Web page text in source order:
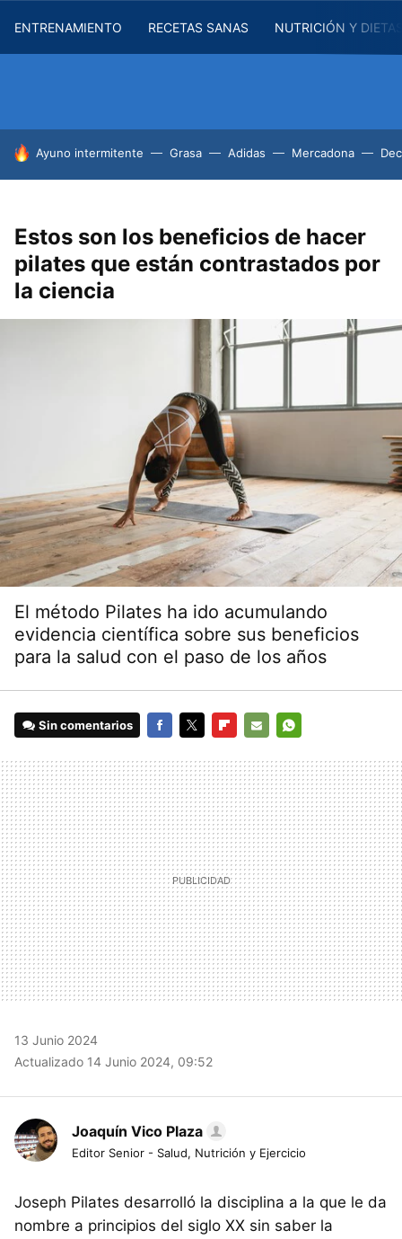
ENTRENAMIENTO RECETAS SANAS NUTRICIÓN Y
HOY SE HABLA DE
Ayuno intermitente Grasa Adidas Mercadona
Estos son los beneficios de hacer
pilates que están contrastados por
la ciencia
El método Pilates ha ido acumulando
evidencia científica sobre sus beneficios
para la salud con el paso de los años
Sin comentarios
MAIL
13 Junio 2024
Actualizado 14 Junio 2024, 09:52
Joaquín Vico Plaza
Editor Senior - Salud, Nutrición y Ejercicio
Joseph Pilates desarrolló la disciplina a la que le da
nombre a principios del siglo XX sin saber la